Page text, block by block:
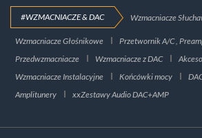
#WZMACNIACZE & DAC Wzmacniacze
Wzmacniacze Głośnikowe
Przetwornik A/C ,
Przedwzmacniacze
Wzmacniacze z DAC
Wzmacniacze Instalacyjne
Końcówki mocy
Amplitunery
xxZestawy Audio DAC+AMP